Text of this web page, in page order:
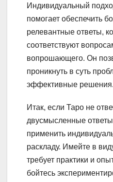
Индивидуальный
помогает обеспечить
релевантные ответы,
соответствуют
вопрошающего. Он
проникнуть в суть
эффективные решения.
Итак, если Таро не
двусмысленные
применить
раскладу. Имейте в
требует практики и
бойтесь